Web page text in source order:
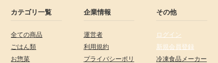
カテゴリ一覧
全ての商品
ごはん類
お惣菜
企業情報
運営者
利用規約
プライバシーポリ
その他
ログイン
新規会員登録
冷凍食品メーカー